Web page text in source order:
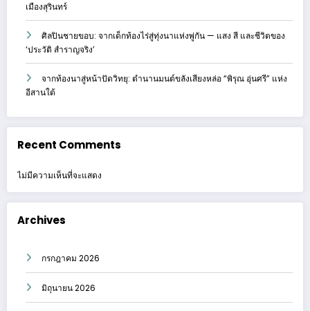
เมืองสุรินทร์
ศิลปินชายขอบ: จากเด็กท้องไร่สู่ทุ่งนาแห่งพู่กัน — แสง สี และชีวิตของ
‘ประวัติ สำราญจริง’
จากท้องนาสู่หน้าปัดวิทยุ: ตำนานมนต์ขลังเสียงหล่อ “พิรุณ อุ่นศรี” แห่ง
อีสานใต้
Recent Comments
ไม่มีความเห็นที่จะแสดง
Archives
กรกฎาคม 2026
มิถุนายน 2026